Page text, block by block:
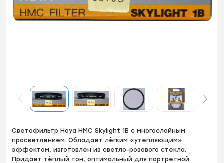
Светофильтp Hoya HMC Skylight 1B с многослойным
просветлением. Обладает лёгким «утепляющим»
эффектом, изготовлен из светло-розового стекла.
Придает тёплый тон, оптимальный для портретной